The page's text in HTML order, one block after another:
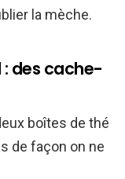
la mèche.
des cache-
boîtes de thé
de façon on ne